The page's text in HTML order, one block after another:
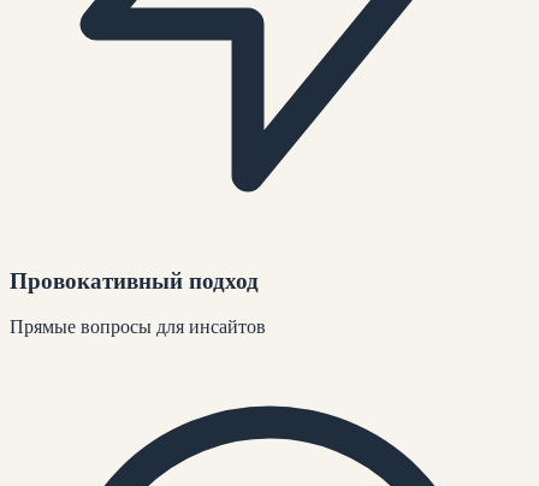
Провокативный подход
Прямые вопросы для инсайтов